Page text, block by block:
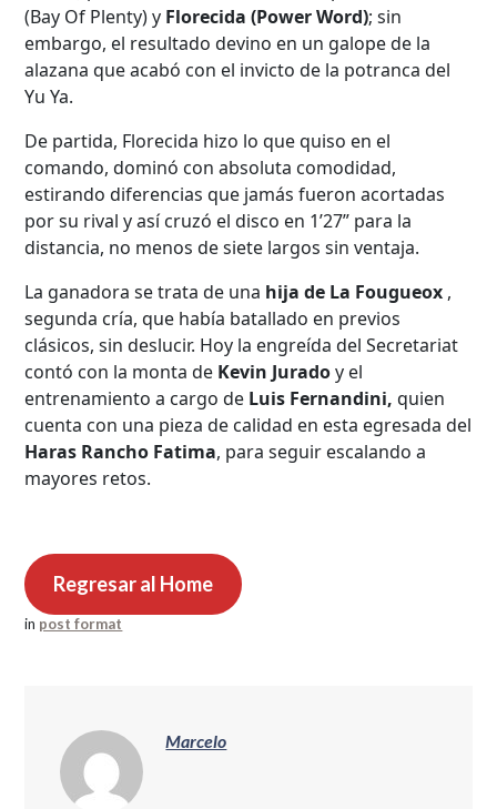
(Bay Of Plenty) y Florecida (Power Word); sin
embargo, el resultado devino en un galope de la
alazana que acabó con el invicto de la potranca del
Yu Ya.
De partida, Florecida hizo lo que quiso en el
comando, dominó con absoluta comodidad,
estirando diferencias que jamás fueron acortadas
por su rival y así cruzó el disco en 1’27” para la
distancia, no menos de siete largos sin ventaja.
La ganadora se trata de una hija de La Fougueox ,
segunda cría, que había batallado en previos
clásicos, sin deslucir. Hoy la engreída del Secretariat
contó con la monta de Kevin Juradoy el
entrenamiento a cargo de Luis Fernandini, quien
cuenta con una pieza de calidad en esta egresada del
Haras Rancho Fatima, para seguir escalando a
mayores retos.
Regresar al Home
in post format
Marcelo